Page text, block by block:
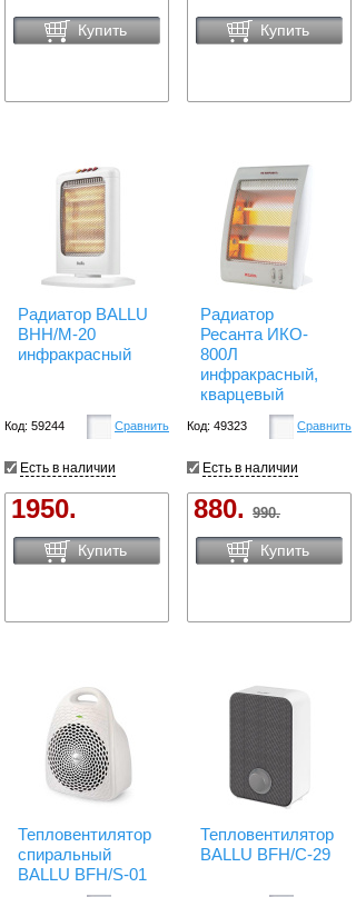
Купить Купить
Радиатор BALLU
BHH/M-20
инфракрасный
Код: 59244 Сравнить
Есть в наличии
1950.
Купить
Радиатор
Ресанта ИКО-
800Л
инфракрасный,
кварцевый
Код: 49323 Сравнить
Есть в наличии
880. 990.
Купить
Тепловентилятор
спиральный
BALLU BFH/S-01
Тепловентилятор
BALLU BFH/C-29